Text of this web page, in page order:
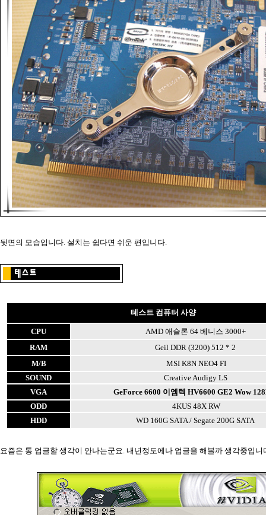
뒷면의 모습입니다. 설치는 쉽다면 쉬운 편입니다.
테스트 컴퓨터 사양
CPU
AMD 애슬론 64 베니스 3000+
RAM
Geil DDR (3200) 512 * 2
M/B
MSI K8N NEO4 FI
SOUND
Creative Audigy LS
VGA
GeForce 6600 이엠텍 HV6600 GE2 Wow
ODD
4KUS 48X RW
HDD
WD 160G SATA / Segate 200G SATA
요즘은 통 업글할 생각이 안나는군요. 내년정도에나 업글을 해볼까 생각중입니